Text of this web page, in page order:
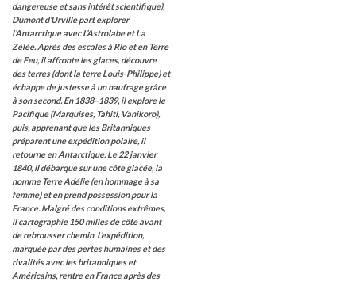
dangereuse et sans intérêt scientifique),
Dumont d’Urville part explorer
l’Antarctique avec L’Astrolabe et La
Zélée. Après des escales à Rio et en Terre
de Feu, il affronte les glaces, découvre
des terres (dont la terre Louis-Philippe) et
échappe de justesse à un naufrage grâce
à son second. En 1838–1839, il explore le
Pacifique (Marquises, Tahiti, Vanikoro),
puis, apprenant que les Britanniques
préparent une expédition polaire, il
retourne en Antarctique. Le 22 janvier
1840, il débarque sur une côte glacée, la
nomme Terre Adélie (en hommage à sa
femme) et en prend possession pour la
France. Malgré des conditions extrêmes,
il cartographie 150 milles de côte avant
de rebrousser chemin. L’expédition,
marquée par des pertes humaines et des
rivalités avec les britanniques et
Américains, rentre en France après des